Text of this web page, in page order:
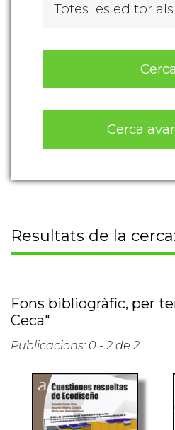
Totes les editorials
Cerca
Cerca
Resultats de la cerca:
Fons bibliogràfic, per
Ceca"
Publicacions: 0 - 2 de 2